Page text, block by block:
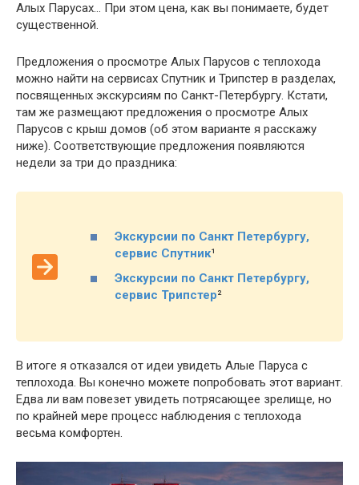
Алых Парусах… При этом цена, как вы понимаете, будет
существенной.
Предложения о просмотре Алых Парусов с теплохода
можно найти на сервисах Спутник и Трипстер в разделах,
посвященных экскурсиям по Санкт-Петербургу. Кстати,
там же размещают предложения о просмотре Алых
Парусов с крыш домов (об этом варианте я расскажу
ниже). Соответствующие предложения появляются
недели за три до праздника:
Экскурсии по Санкт Петербургу,
сервис Спутник¹
Экскурсии по Санкт Петербургу,
сервис Трипстер²
В итоге я отказался от идеи увидеть Алые Паруса с
теплохода. Вы конечно можете попробовать этот вариант.
Едва ли вам повезет увидеть потрясающее зрелище, но
по крайней мере процесс наблюдения с теплохода
весьма комфортен.